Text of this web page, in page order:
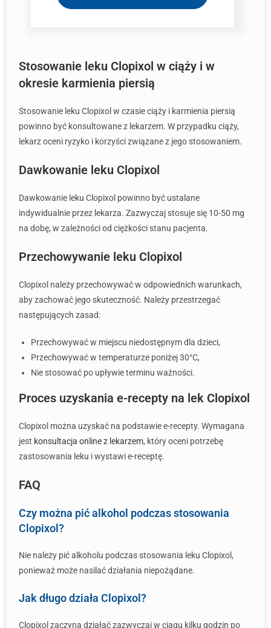
Stosowanie leku Clopixol w ciąży i w
okresie karmienia piersią
Stosowanie leku Clopixol w czasie ciąży i karmienia piersią
powinno być konsultowane z lekarzem. W przypadku ciąży,
lekarz oceni ryzyko i korzyści związane z jego stosowaniem.
Dawkowanie leku Clopixol
Dawkowanie leku Clopixol powinno być ustalane
indywidualnie przez lekarza. Zazwyczaj stosuje się 10-50 mg
na dobę, w zależności od ciężkości stanu pacjenta.
Przechowywanie leku Clopixol
Clopixol należy przechowywać w odpowiednich warunkach,
aby zachować jego skuteczność. Należy przestrzegać
następujących zasad:
Przechowywać w miejscu niedostępnym dla dzieci,
Przechowywać w temperaturze poniżej 30°C,
Nie stosować po upływie terminu ważności.
Proces uzyskania e-recepty na lek Clopixol
Clopixol można uzyskać na podstawie e-recepty. Wymagana
jest konsultacja online z lekarzem, który oceni potrzebę
zastosowania leku i wystawi e-receptę.
FAQ
Czy można pić alkohol podczas stosowania
Clopixol?
Nie należy pić alkoholu podczas stosowania leku Clopixol,
ponieważ może nasilać działania niepożądane.
Jak długo działa Clopixol?
Clopixol zaczyna działać zazwyczaj w ciągu kilku godzin po